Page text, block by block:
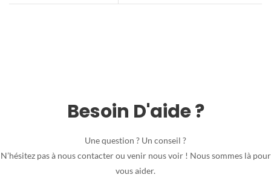
Besoin D'aide ?
Une question ? Un conseil ?
N’hésitez pas à nous contacter ou venir nous voir ! Nous sommes là pour
vous aider.